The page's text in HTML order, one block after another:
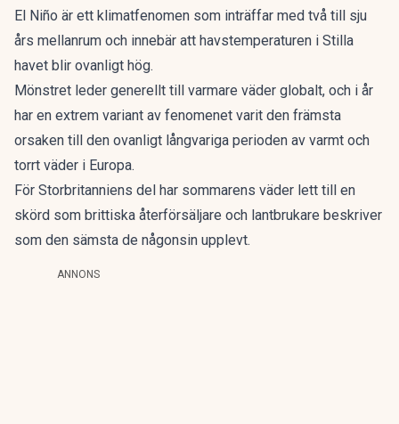
El Niño är ett klimatfenomen som inträffar med två till sju
års mellanrum och innebär att havstemperaturen i Stilla
havet blir ovanligt hög.
Mönstret leder generellt till varmare väder globalt, och i år
har en extrem variant av fenomenet varit den främsta
orsaken till den ovanligt långvariga perioden av varmt och
torrt väder i Europa.
För Storbritanniens del har sommarens väder lett till en
skörd som brittiska återförsäljare och lantbrukare beskriver
som den sämsta de någonsin upplevt.
ANNONS